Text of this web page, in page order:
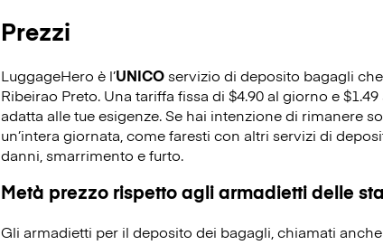
Prezzi
LuggageHero è l’UNICOservizio di deposito bagagli
Ribeirao Preto. Una tariffa fissa di $4.90 al giorno e
adatta alle tue esigenze. Se hai intenzione di rimanere
un’intera giornata, come faresti con altri servizi di
danni, smarrimento e furto.
Metà prezzo rispetto agli armadietti delle
Gli armadietti per il deposito dei bagagli, chiamati